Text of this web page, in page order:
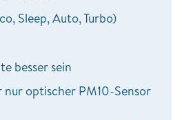
Sleep, Auto, Turbo)
besser sein
nur optischer PM10-Sensor